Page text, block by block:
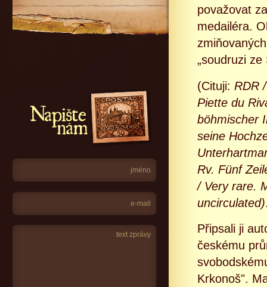
považovat
medailéra.
„soudruzi
(Cituji: RDR
Piette du
böhmischer
seine
Rv. Fünf
/ Very rare.
uncirculated)
Připsali ji
českému
Krkonoš".